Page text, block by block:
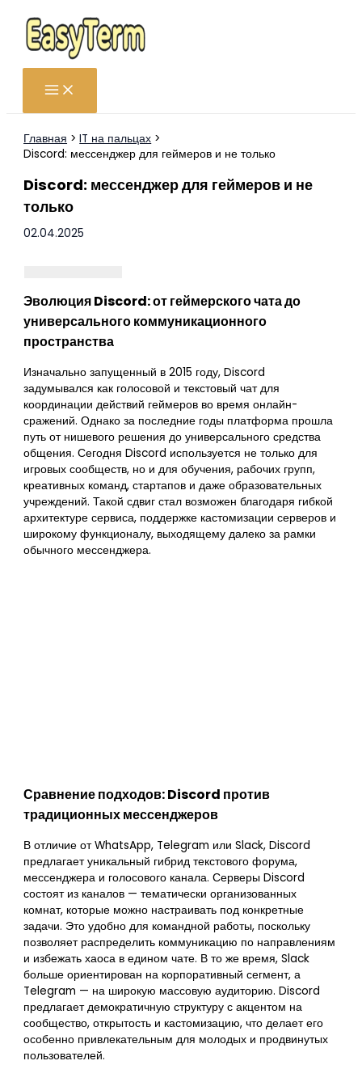
Перейти
содержимому
Главная
IT на пальцах
Discord: мессенджер для геймеров и не только
Discord: мессенджер для геймеров и не
только
02.04.2025
Эволюция Discord: от геймерского чата до
универсального коммуникационного
пространства
Изначально запущенный в 2015 году, Discord
задумывался как голосовой и текстовый чат для
координации действий геймеров во время онлайн-
сражений. Однако за последние годы платформа прошла
путь от нишевого решения до универсального средства
общения. Сегодня Discord используется не только для
игровых сообществ, но и для обучения, рабочих групп,
креативных команд, стартапов и даже образовательных
учреждений. Такой сдвиг стал возможен благодаря гибкой
архитектуре сервиса, поддержке кастомизации серверов и
широкому функционалу, выходящему далеко за рамки
обычного мессенджера.
Сравнение подходов: Discord против
традиционных мессенджеров
В отличие от WhatsApp, Telegram или Slack, Discord
предлагает уникальный гибрид текстового форума,
мессенджера и голосового канала. Серверы Discord
состоят из каналов — тематически организованных
комнат, которые можно настраивать под конкретные
задачи. Это удобно для командной работы, поскольку
позволяет распределить коммуникацию по направлениям
и избежать хаоса в едином чате. В то же время, Slack
больше ориентирован на корпоративный сегмент, а
Telegram — на широкую массовую аудиторию. Discord
предлагает демократичную структуру с акцентом на
сообщество, открытость и кастомизацию, что делает его
особенно привлекательным для молодых и продвинутых
пользователей.